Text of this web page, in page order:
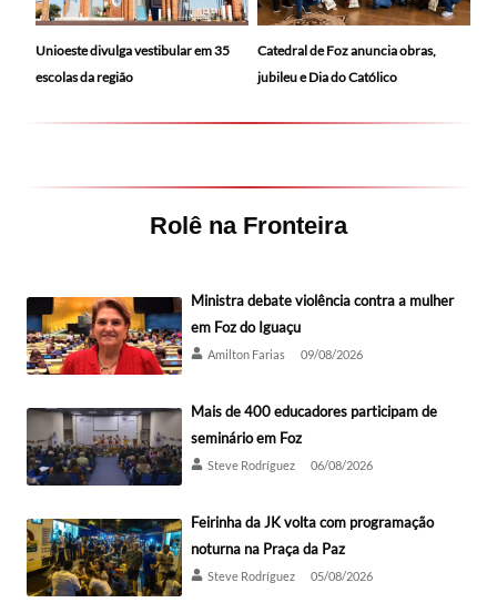
Unioeste divulga vestibular em 35
escolas da região
Catedral de Foz anuncia obras,
jubileu e Dia do Católico
Rolê na Fronteira
Ministra debate violência contra a mulher
em Foz do Iguaçu
Amilton Farias 09/08/2026
Mais de 400 educadores participam de
seminário em Foz
Steve Rodríguez 06/08/2026
Feirinha da JK volta com programação
noturna na Praça da Paz
Steve Rodríguez 05/08/2026